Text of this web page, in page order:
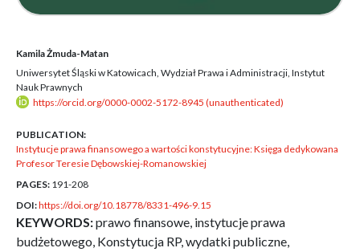
Kamila Żmuda-Matan
Uniwersytet Śląski w Katowicach, Wydział Prawa i Administracji, Instytut
Nauk Prawnych
https://orcid.org/0000-0002-5172-8945 (unauthenticated)
PUBLICATION:
Instytucje prawa finansowego a wartości konstytucyjne: Księga dedykowana
Profesor Teresie Dębowskiej-Romanowskiej
PAGES: 191-208
DOI:https://doi.org/10.18778/8331-496-9.15
KEYWORDS:prawo finansowe, instytucje prawa
budżetowego, Konstytucja RP, wydatki publiczne,